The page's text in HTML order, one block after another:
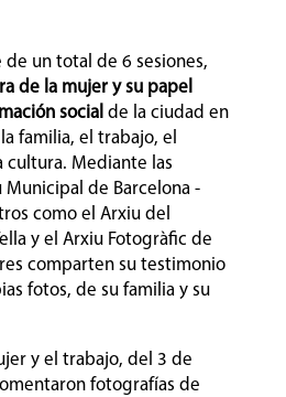
de un total de 6 sesiones,
de la mujer y su papel
social de la ciudad en
familia, el trabajo, el
Mediante las
de Barcelona -
como el Arxiu del
y el Arxiu Fotogràfic de
comparten su testimonio
fotos, de su familia y su
y el trabajo, del 3 de
fotografías de